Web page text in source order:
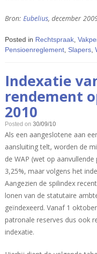
Bron: Eubelius, december
Posted in Rechtspraak
Pensioenreglement Slapers
Indexatie
rendement
2010
Posted on 30/09/10
Als een aangeslotene aan
aansluiting telt, worden de
de WAP (wet op
3,25%, maar volgens het
Aangezien de spilindex
lonen van de statutaire
geïndexeerd. Vanaf 1
patronale reserves dus ook
indexatie.